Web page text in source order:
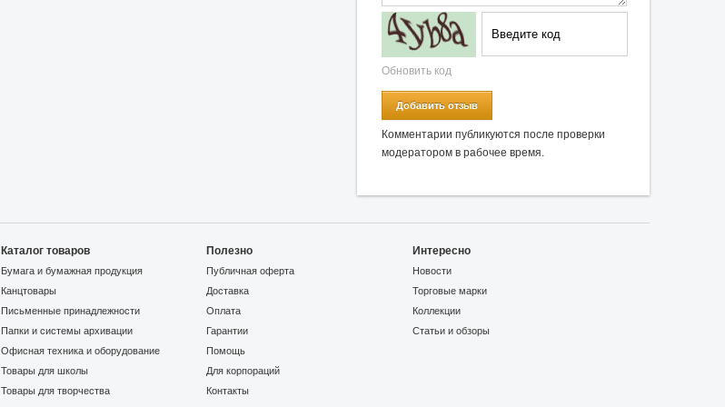
Обновить код
Добавить отзыв
Комментарии публикуются после проверки
модератором в рабочее время.
Каталог товаров
Бумага и бумажная продукция
Канцтовары
Письменные принадлежности
Папки и системы архивации
Офисная техника и оборудование
Товары для школы
Товары для творчества
Полезно
Публичная оферта
Доставка
Оплата
Гарантии
Помощь
Для корпораций
Контакты
Интересно
Новости
Торговые марки
Коллекции
Статьи и обзоры